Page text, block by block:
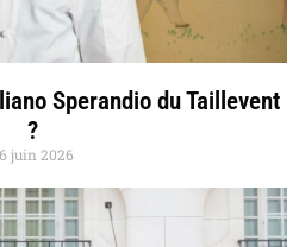
Sperandio du Taillevent
?
juin 2026